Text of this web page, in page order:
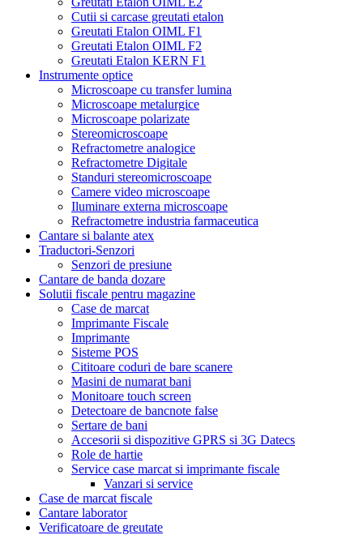
Cutii si carcase greutati etalon
Greutati Etalon OIML F1
Greutati Etalon OIML F2
Greutati Etalon KERN F1
Instrumente optice
Microscoape cu transfer lumina
Microscoape metalurgice
Microscoape polarizate
Stereomicroscoape
Refractometre analogice
Refractometre Digitale
Standuri stereomicroscoape
Camere video microscoape
Iluminare externa microscoape
Refractometre industria farmaceutica
Cantare si balante atex
Traductori-Senzori
Senzori de presiune
Cantare de banda dozare
Solutii fiscale pentru magazine
Case de marcat
Imprimante Fiscale
Imprimante
Sisteme POS
Cititoare coduri de bare scanere
Masini de numarat bani
Monitoare touch screen
Detectoare de bancnote false
Sertare de bani
Accesorii si dispozitive GPRS si 3G Datecs
Role de hartie
Service case marcat si imprimante fiscale
Vanzari si service
Case de marcat fiscale
Cantare laborator
Verificatoare de greutate